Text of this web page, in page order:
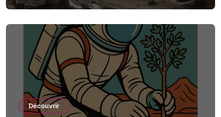
spatiale
Découvrir